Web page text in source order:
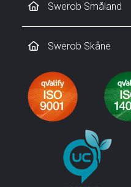
Swerob Småland
Swerob Skåne